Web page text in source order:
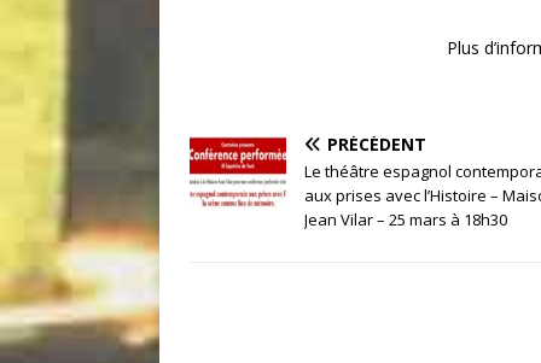
Plus
PRÉCÉDENT
Le théâtre espagnol
aux prises avec l’Histoire –
Jean Vilar – 25 mars à 18h30